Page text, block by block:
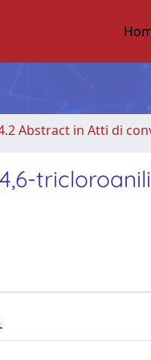
Abstract in Atti di